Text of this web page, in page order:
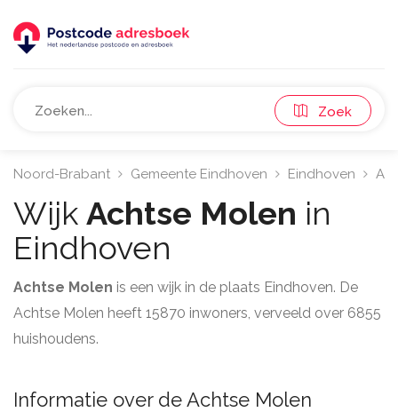
Zoek
Noord-Brabant Gemeente Eindhoven Eindhoven
Wijk Achtse Molen in
Eindhoven
Achtse Molen is een wijk in de plaats Eindhoven. De
Achtse Molen heeft 15870 inwoners, verveeld over 6855
huishoudens.
Informatie over de Achtse Molen